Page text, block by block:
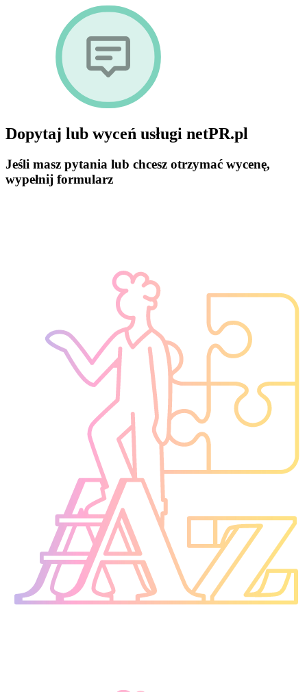
Dopytaj lub wyceń usługi netPR.pl
Jeśli masz pytania lub chcesz otrzymać wycenę,
wypełnij formularz